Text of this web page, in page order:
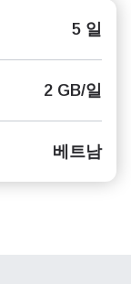
5 일
2 GB/일
베트남